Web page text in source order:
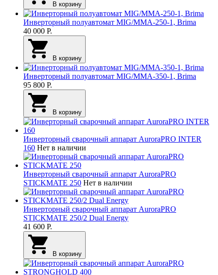
В корзину
Инверторный полуавтомат MIG/MMA-250-1, Brima
40 000 Р.
В корзину
Инверторный полуавтомат MIG/MMA-350-1, Brima
95 800 Р.
В корзину
Инверторный сварочный аппарат AuroraPRO INTER
160 Нет в наличии
Инверторный сварочный аппарат AuroraPRO
STICKMATE 250 Нет в наличии
Инверторный сварочный аппарат AuroraPRO
STICKMATE 250/2 Dual Energy
41 600 Р.
В корзину